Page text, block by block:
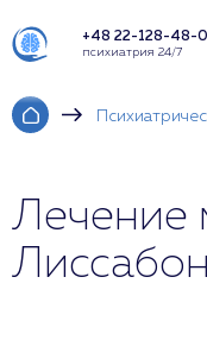
+48 22-128-48-
психиатрия 24/7
Лечение